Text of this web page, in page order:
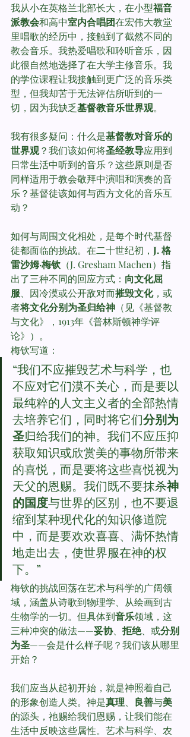
我从小在英格兰北部长大，在小型福音
派教会和高中室内合唱团在宏伟大教堂
里唱歌的经历中，接触到了截然不同的
教会音乐。我热爱唱歌和聆听音乐，因
此很自然地选择了在大学主修音乐。我
的学位课程让我接触到更广泛的音乐类
型，但我却苦于无法评估所听到的一
切，因为我缺乏基督教音乐世界观。
我有很多疑问：什么是基督教对音乐的
世界观？我们该如何将圣经教导应用到
日常生活中听到的音乐？这些原则是否
同样适用于教会敬拜中演唱和演奏的音
乐？基督徒该如何与西方文化的音乐互
动？
如何与周围文化相处，是每个时代基督
徒都面临的挑战。在二十世纪初， J. 格
雷沙姆·梅钦 （J. Gresham Machen）指
出了三种不同的回应方式： 向文化屈
服 、因冷漠或公开敌对而摧毁文化，或
者将文化分别为圣归给神 （见《基督教
与文化》，1913年《普林斯顿神学评
论》）。
梅钦写道：
“我们不应摧毁艺术与科学，也
不应对它们漠不关心，而是要以
最纯粹的人文主义者的全部热情
去培养它们，同时将它们分别为
圣归给我们的神。我们不应压抑
获取知识或欣赏美的事物所带来
的喜悦，而是要将这些喜悦视为
天父的恩赐。我们既不要抹杀神
的国度与世界的区别，也不要退
缩到某种现代化的知识修道院
中，而是要欢欢喜喜、满怀热情
地走出去，使世界服在神的权
下。”
梅钦的挑战回荡在艺术与科学的广阔领
域，涵盖从诗歌到物理学、从绘画到古
生物学的一切。但具体到音乐领域，这
三种冲突的做法——妥协、 拒绝、或分别
为圣——会是什么样子呢？我们该从哪里
开始？
我们应当从起初开始，就是神照着自己
的形象创造人类。神是真理 良善与美
的源头，祂赐给我们恩赐，让我们能在
生活中反映这些属性。艺术与科学、农